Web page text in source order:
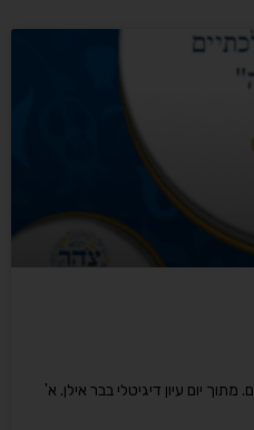
מתוך יום עיון דיגיטלי בבר אילן. א'